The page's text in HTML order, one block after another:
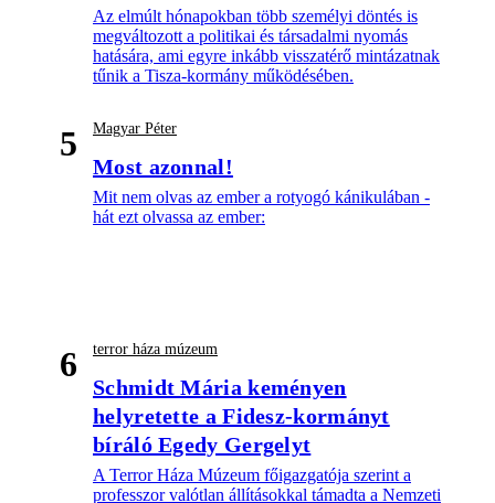
Az elmúlt hónapokban több személyi döntés is
megváltozott a politikai és társadalmi nyomás
hatására, ami egyre inkább visszatérő mintázatnak
tűnik a Tisza-kormány működésében.
5 Magyar Péter
Most azonnal!
Mit nem olvas az ember a rotyogó kánikulában -
hát ezt olvassa az ember:
6 terror háza múzeum
Schmidt Mária keményen
helyretette a Fidesz-kormányt
bíráló Egedy Gergelyt
A Terror Háza Múzeum főigazgatója szerint a
professzor valótlan állításokkal támadta a Nemzeti